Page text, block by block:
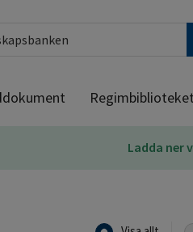
Regimbiblioteket
Ladda ner